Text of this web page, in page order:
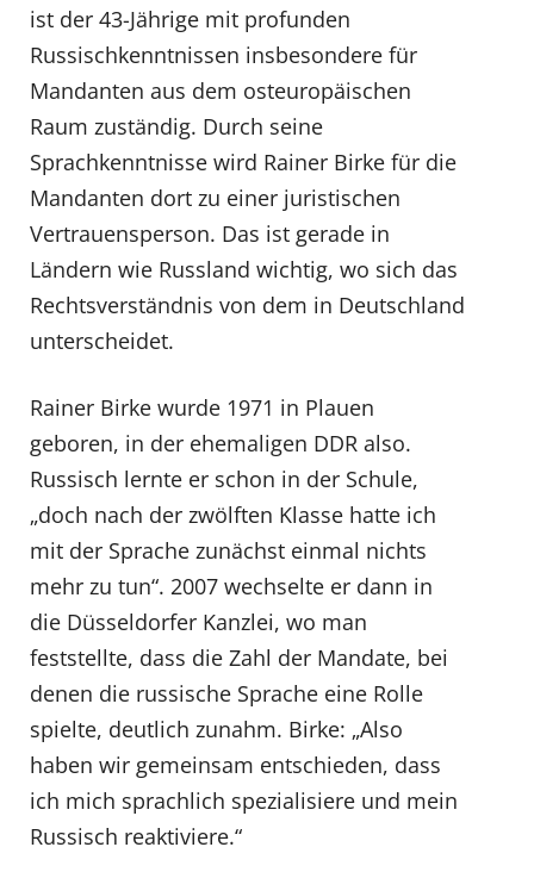
ist der 43-Jährige mit profunden
Russischkenntnissen insbesondere für
Mandanten aus dem osteuropäischen
Raum zuständig. Durch seine
Sprachkenntnisse wird Rainer Birke für die
Mandanten dort zu einer juristischen
Vertrauensperson. Das ist gerade in
Ländern wie Russland wichtig, wo sich das
Rechtsverständnis von dem in Deutschland
unterscheidet.
Rainer Birke wurde 1971 in Plauen
geboren, in der ehemaligen DDR also.
Russisch lernte er schon in der Schule,
„doch nach der zwölften Klasse hatte ich
mit der Sprache zunächst einmal nichts
mehr zu tun“. 2007 wechselte er dann in
die Düsseldorfer Kanzlei, wo man
feststellte, dass die Zahl der Mandate, bei
denen die russische Sprache eine Rolle
spielte, deutlich zunahm. Birke: „Also
haben wir gemeinsam entschieden, dass
ich mich sprachlich spezialisiere und mein
Russisch reaktiviere.“